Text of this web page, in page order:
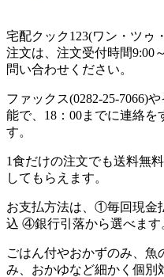
宅配クック123(ワン・ツゥ
注文は、注文受付時間9:00
問い合わせください。
ファックス(0282-25-7066)
能で、18：00までに連絡を
す。
1食だけの注文でも送料無
してもらえます。
お支払方法は、①毎回現
込 ④銀行引落から選べます
ごはん付やおかずのみ、
み、おかゆなど細かく個別